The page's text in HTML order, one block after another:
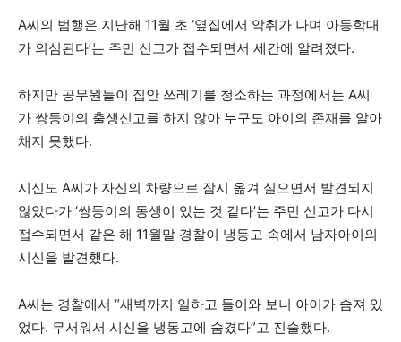
A씨의 범행은 지난해 11월 초 ‘옆집에서 악취가 나며 아동학대
가 의심된다’는 주민 신고가 접수되면서 세간에 알려졌다.
하지만 공무원들이 집안 쓰레기를 청소하는 과정에서는 A씨
가 쌍둥이의 출생신고를 하지 않아 누구도 아이의 존재를 알아
채지 못했다.
시신도 A씨가 자신의 차량으로 잠시 옮겨 실으면서 발견되지
않았다가 ‘쌍둥이의 동생이 있는 것 같다’는 주민 신고가 다시
접수되면서 같은 해 11월말 경찰이 냉동고 속에서 남자아이의
시신을 발견했다.
A씨는 경찰에서 “새벽까지 일하고 들어와 보니 아이가 숨져 있
었다. 무서워서 시신을 냉동고에 숨겼다”고 진술했다.